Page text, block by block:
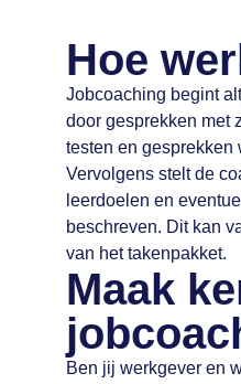
Hoe
Jobcoaching begint
door gesprekken met
testen en gesprekken
Vervolgens stelt de
leerdoelen en
beschreven. Dit kan
van het takenpakket.
Maak
Ben jij werkgever en